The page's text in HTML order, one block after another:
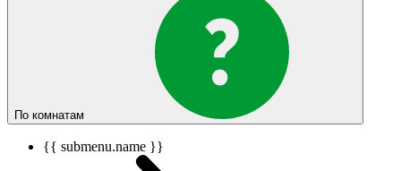
По комнатам
{{ submenu.name }}